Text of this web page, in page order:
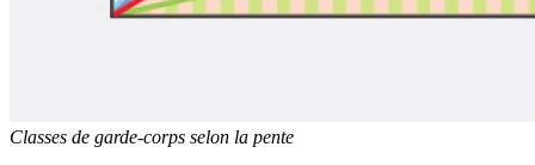
Classes de garde-corps selon la pente